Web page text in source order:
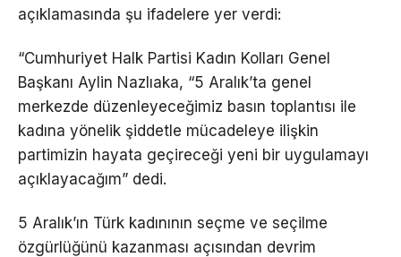
açıklamasında şu ifadelere yer verdi:
“Cumhuriyet Halk Partisi Kadın Kolları Genel
Başkanı Aylin Nazlıaka, “5 Aralık’ta genel
merkezde düzenleyeceğimiz basın toplantısı ile
kadına yönelik şiddetle mücadeleye ilişkin
partimizin hayata geçireceği yeni bir uygulamayı
açıklayacağım” dedi.
5 Aralık’ın Türk kadınının seçme ve seçilme
özgürlüğünü kazanması açısından devrim